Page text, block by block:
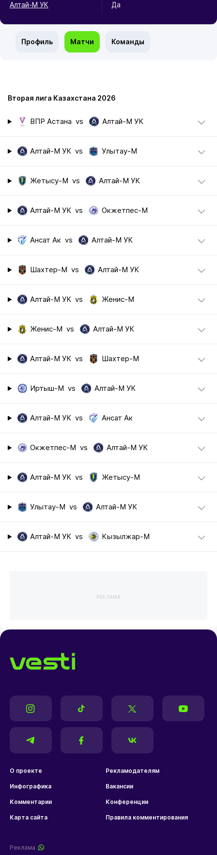
Алтай-М УК Да
Профиль Матчи Команды
Вторая лига Казахстана 2026
ВПР Астана vs Алтай-М УК
Алтай-М УК vs Улытау-М
Жетысу-М vs Алтай-М УК
Алтай-М УК vs Окжетпес-М
Ансат Ак vs Алтай-М УК
Шахтер-М vs Алтай-М УК
Алтай-М УК vs Женис-М
Женис-М vs Алтай-М УК
Алтай-М УК vs Шахтер-М
Иртыш-М vs Алтай-М УК
Алтай-М УК vs Ансат Ак
Окжетпес-М vs Алтай-М УК
Алтай-М УК vs Жетысу-М
Улытау-М vs Алтай-М УК
Алтай-М УК vs Кызылжар-М
РЕКЛАМА
О проекте Рекламодателям
Инфографика Вакансии
Комментарии Конференции
Карта сайта Правила комментирования
Реклама